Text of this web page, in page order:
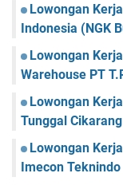
Lowongan
Indonesia (NGK
Lowongan
Warehouse PT
Lowongan
Tunggal
Lowongan
Imecon